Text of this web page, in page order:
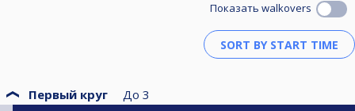
Показать walkovers
Первый круг До 3